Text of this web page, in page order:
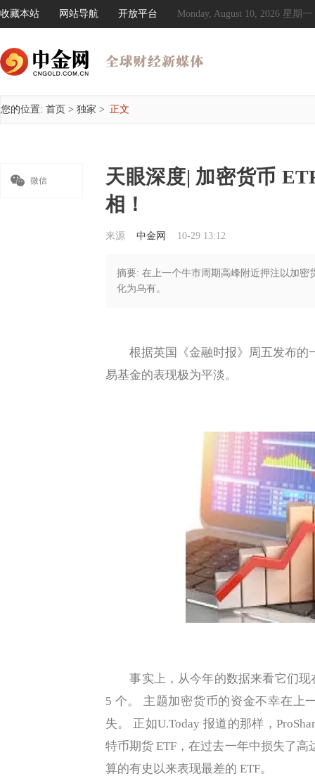
收藏本站 网站导航 开放平台 Monday, August 10, 2026 星期一
您的位置: 首页 > 独家 > 正文
 微信
天眼深度| 加密货币
相！
来源 中金网 10-29 13:12
摘要: 在上一个牛市周期高峰附近押注以加密
化为乌有。
根据英国《金融时报》周五发布的
易基金的表现极为平淡。
事实上，从今年的数据来看它们现
5 个。 主题加密货币的资金不幸在上
失。 正如U.Today 报道的那样，
特币期货 ETF，在过去一年中损失了
算的有史以来表现最差的 ETF。